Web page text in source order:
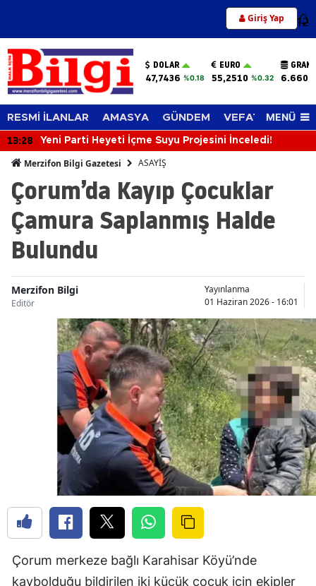
Giriş Yap 12
DOLAR
47,7436 %0.18
EURO
55,2510 %0.32
RESMİ İLANLAR AMASYA GÜNDEM VEFAT EDENLER
MENÜ
13:28 Yeni Parti Heyeti İçme Suyu Projesini İnceledi!
Merzifon Bilgi Gazetesi ASAYİŞ
Çorum’da Kayıp Çocuklar
Çamura Saplanmış Halde
Bulundu
Merzifon Bilgi
Editör
Yayınlanma
01 Haziran 2026 - 16:01
Çorum merkeze bağlı Karahisar Köyü’nde
kaybolduğu bildirilen iki küçük çocuk için ekipler